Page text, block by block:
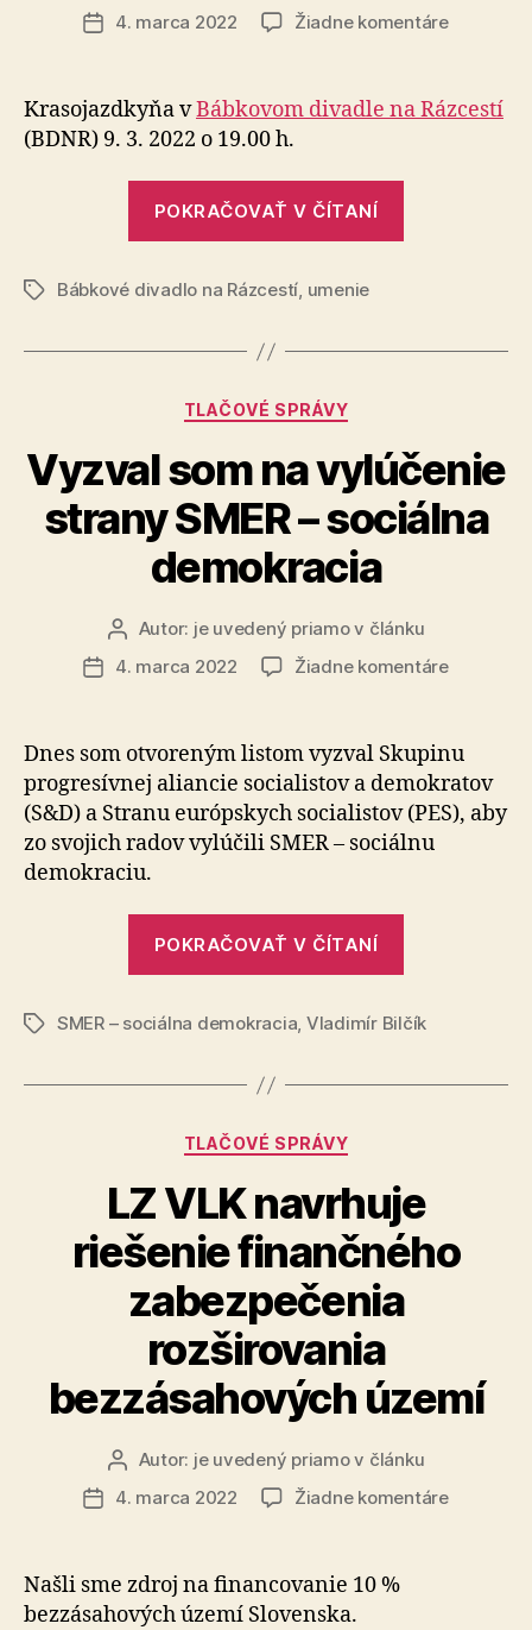
článku
Dátum
4. marca 2022 Žiadne komentárena
Krasojazdkyňa vBábkovom divadle na Rázcestí
(BDNR) 9. 3. 2022 o 19.00 h.
POKRAČOVAŤ V ČÍTANÍ
ZnačkyBábkové divadlo na Rázcestí, umenie
Kategórie
TLAČOVÉ SPRÁVY
Vyzval som na vylúčenie
strany SMER – sociálna
demokracia
Autor
článku
Autor: je uvedený priamo v článku
Dátum
4. marca 2022 Žiadne komentárena
strany
SMER
Dnes som otvoreným listom vyzval Skupinu
progresívnej aliancie socialistov a demokratov
(S&D) a Stranu európskych socialistov (PES), aby
zo svojich radov vylúčili SMER – sociálnu
demokraciu.
POKRAČOVAŤ V ČÍTANÍ
vylúčenie
SMER
ZnačkySMER – sociálna demokracia, Vladimír Bilčík
Kategórie
TLAČOVÉ SPRÁVY
LZ VLK navrhuje
riešenie finančného
zabezpečenia
rozširovania
bezzásahových území
Autor
článku
Autor: je uvedený priamo v článku
Dátum
4. marca 2022 Žiadne komentárena
Našli sme zdroj na financovanie 10 %
bezzásahových území Slovenska.